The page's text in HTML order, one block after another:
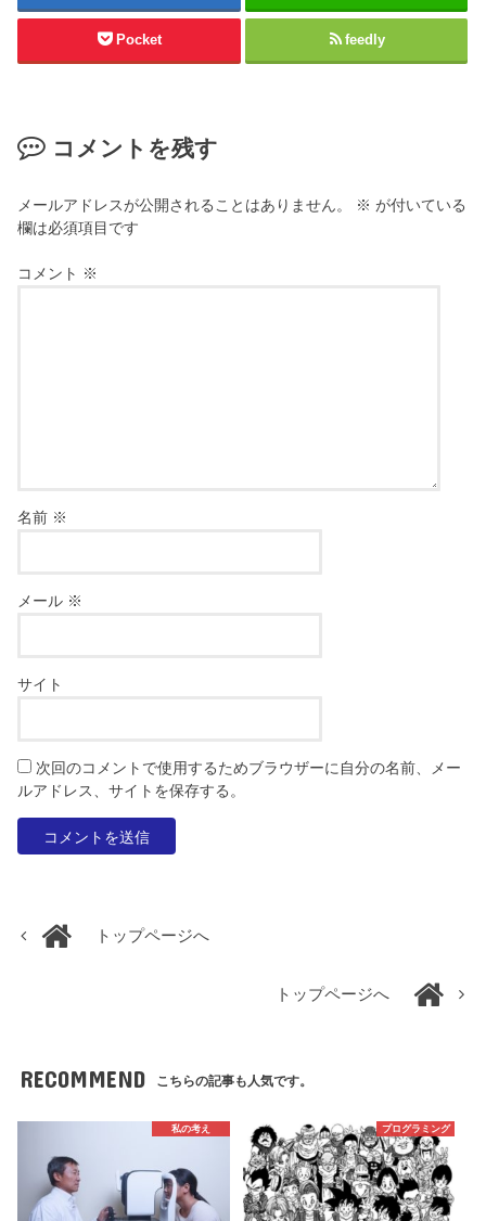
Pocket feedly
コメントを残す
メールアドレスが公開されることはありません。 ※ が付いている
欄は必須項目です
コメント ※
名前 ※
メール ※
サイト
次回のコメントで使用するためブラウザーに自分の名前、メー
ルアドレス、サイトを保存する。
トップページへ
トップページへ
RECOMMEND こちらの記事も人気です。
私の考え プログラミング